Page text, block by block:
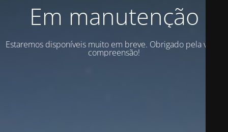
Em manutenção
Estaremos disponíveis muito em breve. Obrigado pela vossa
compreensão!